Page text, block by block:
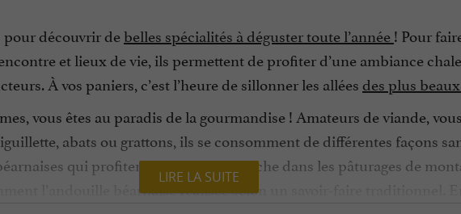
pour découvrir debelles spécialités à déguster toute l’année! Pour
et lieux de vie, ils permettent de profiter d’une ambiance
À vos paniers, c’est l’heure de sillonner les alléesdes plus
vous êtes au paradis de la gourmandise ! Amateurs de viande,
abats ou grattons, ils se consomment de différentes façons
qui profitent d’une herbe fraîche dans les pâturages de
l’andouille béarnaise réalisée selon un savoir-faire traditionnel.
LIRE LA SUITE